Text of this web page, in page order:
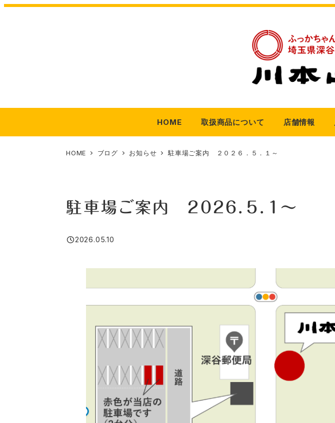
ツ
移
HOME 取扱商品について 店舗情報
HOME ブログ お知らせ 駐車場ご案内 ２０２６．５．１～
駐車場ご案内 ２０２６．５．１～
投稿日
2026.05.10